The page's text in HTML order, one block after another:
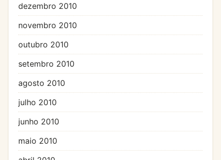
dezembro 2010
novembro 2010
outubro 2010
setembro 2010
agosto 2010
julho 2010
junho 2010
maio 2010